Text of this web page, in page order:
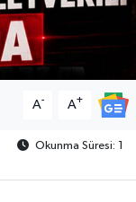
A- A+
Okunma Süresi: 1